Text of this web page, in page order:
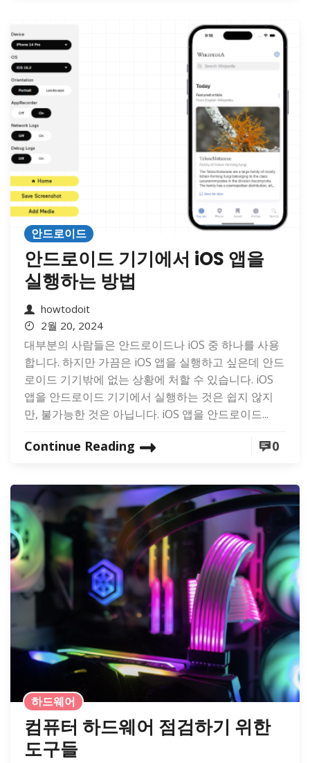
안드로이드
안드로이드 기기에서 iOS 앱을
실행하는 방법
howtodoit
2월 20, 2024
대부분의 사람들은 안드로이드나 iOS 중 하나를 사용
합니다. 하지만 가끔은 iOS 앱을 실행하고 싶은데 안드
로이드 기기밖에 없는 상황에 처할 수 있습니다. iOS
앱을 안드로이드 기기에서 실행하는 것은 쉽지 않지
만, 불가능한 것은 아닙니다. iOS 앱을 안드로이드...
Continue Reading 0
하드웨어
컴퓨터 하드웨어 점검하기 위한
도구들